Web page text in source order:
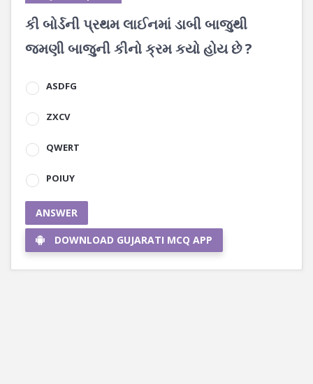
કી બોર્ડની પ્રથમ લાઈનમાં ડાબી બાજુથી
જમણી બાજુની કીનો ક્રમ કયો હોય છે ?
ASDFG
ZXCV
QWERT
POIUY
ANSWER
DOWNLOAD GUJARATI MCQ APP